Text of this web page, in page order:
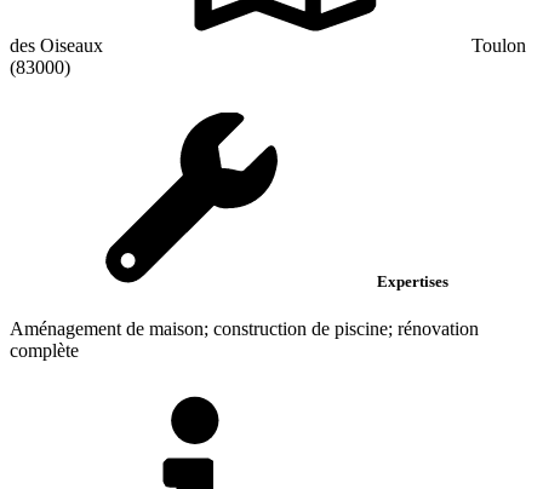
des Oiseaux
Toulon
(83000)
Expertises
Aménagement de maison; construction de piscine; rénovation
complète